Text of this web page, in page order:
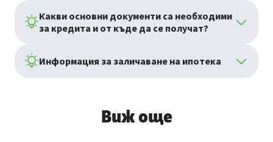
Какви основни документи са необходими
за кредита и от къде да се получат? ​
Информация за заличаване на ипотека
Виж още